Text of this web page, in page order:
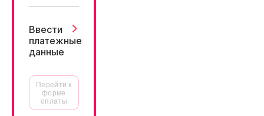
Ввести
платежные
данные
Перейти к
форме
оплаты